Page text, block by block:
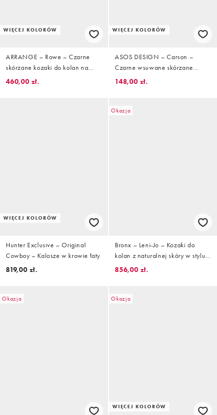
WIĘCEJ KOLORÓW
ARRANGE – Rowe – Czarne
skórzane kozaki do kolan na
obcasie premium
460,00 zł.
WIĘCEJ KOLORÓW
ASOS DESIGN – Carson –
Czarne wsuwane skórzane
kowbojki do kolan z ozdobną
148,00 zł.
WIĘCEJ KOLORÓW
Hunter Exclusive – Original
Cowboy – Kalosze w krowie łaty
819,00 zł.
Okazja
Bronx – Leni-Jo – Kozaki do
kolan z naturalnej skóry w stylu
jeździeckim
856,00 zł.
Okazja Okazja
WIĘCEJ KOLORÓW